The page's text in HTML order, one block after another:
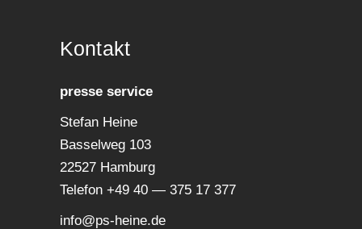
Kon­takt
pres­se service
Ste­fan Heine
Bas­sel­weg 103
22527 Hamburg
Tele­fon +49 40 — 375 17 377
info@ps-heine.de